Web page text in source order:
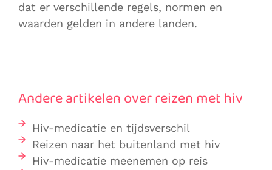
dat er verschillende regels, normen en
waarden gelden in andere landen.
Andere artikelen over reizen met hiv
Hiv-medicatie en tijdsverschil
Reizen naar het buitenland met hiv
Hiv-medicatie meenemen op reis